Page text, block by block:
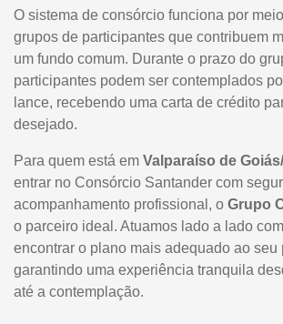
O sistema de consórcio funciona por
grupos de participantes que contribuem
um fundo comum. Durante o prazo do
participantes podem ser contemplados
lance, recebendo uma carta de crédito
desejado.
Para quem está em Valparaíso de
entrar no Consórcio Santander com
acompanhamento profissional, o Grupo
o parceiro ideal. Atuamos lado a lado
encontrar o plano mais adequado ao seu
garantindo uma experiência tranquila
até a contemplação.